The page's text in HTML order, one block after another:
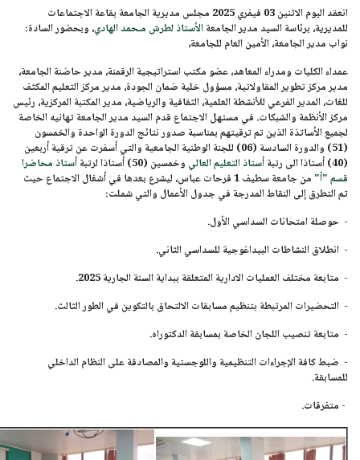
انعقد اليوم الاثنين 03 فيفري 2025
مجلس مديرية الجامعة بقاعة الاجتماعات
للمديرية، برئاسة السيد مدير الجامعةالأستاذ لطرش مـحمد الهادي، وبحضور السادة:
نواب مدير الجامعة، الأمين العام للجامعة،
عمداء الكليات ومدراء المعاهد، عضو مكتب استراتيجية الرقمنة، مدير حاضنة الجامعة،
مدير مركز تطوير المقاولاتية، مسؤول خلية ضمان الجودة، مدير مركز التعليم المكثف
للغات، المدير الفرعي للأنشطة العلمية، الثقافية والرياضية، مدير المكتبة المركزية، رئيس
مركز الأنظمة والشبكات. في مستهل الاجتماع قدم السيد مدير الجامعة تهانيه الخاصة
لجميع الأساتذة الذين تم ترقيتهم بمناسبة صدور نتائجالدورة الواحدة والخمسون
(51)
والدورة السادسة (06) للجنة الوطنية الجامعية والتي أسفرت عنترقية أربعين
(40) أستاذا
الى رتبةأستاذ التعليم العالي وخمسين (50) أستاذا لرتبةأستاذ محاضرا
قسم "أ" من جامعة سطيف 1 فرحات عباس
، ليشرع بعدها في أشغال الاجتماع حيث
تم التطرق إلى النقاط المدرجة في جدول الأعمال والتي شملت:
- حوصلة امتحانات السداسي الأول.
- انطلاق النشاطات البيداغوجية للسداسي الثاني.
- متابعة مختلف العمليات الادارية المتعلقة ببداية السنة الجارية 2025.
- التحضيرات المرتبطة بتنظيم مسابقات الالتحاق بالتكوين في الطور الثالث.
- متابعة تنصيب اللجان الخاصة بمسابقة الدكتوراه.
- ضبط كافة الإجراءات التنظيمية واللوجستية والمصادقة على النظام الداخلي
للمسابقة.
- متفرقات.